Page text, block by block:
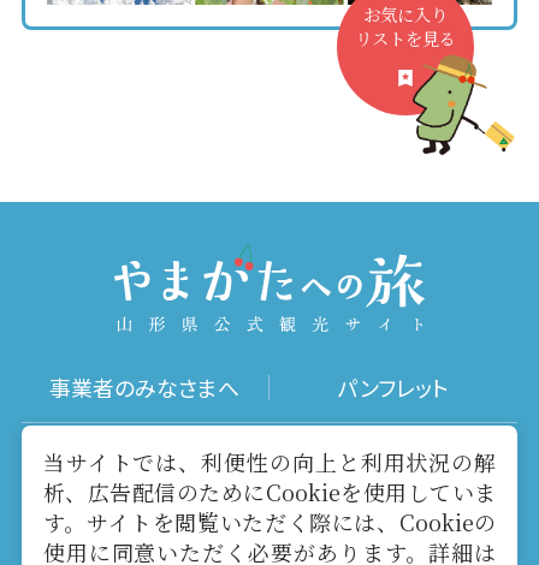
お気に入り
リストを見る
事業者のみなさまへ パンフレット
写真ダウンロード 動画ギャラリー
お役立ちリンク 当サイトについて
当サイトでは、利便性の向上と利用状況の解
析、広告配信のためにCookieを使用していま
す。サイトを閲覧いただく際には、Cookieの
使用に同意いただく必要があります。詳細は